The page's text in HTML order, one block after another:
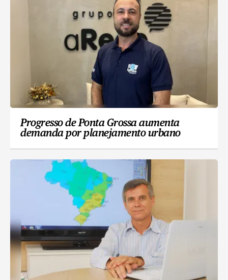
Progresso de Ponta Grossa aumenta
demanda por planejamento urbano